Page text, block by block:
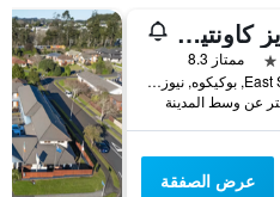
بي كايز كاونتيز موتور لودج
ممتاز 8.3
78 East Street, بوكيكوه, نيوزيلندا
عرض الصفقة